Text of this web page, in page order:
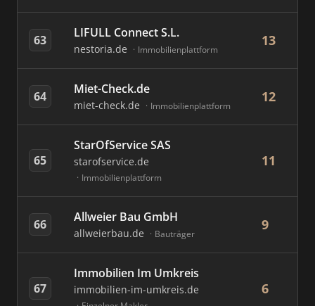
63 LIFULL Connect S.L.
nestoria.de Immobilienplattform
13
64 Miet-Check.de
miet-check.de Immobilienplattform
12
65
StarOfService SAS
starofservice.de
Immobilienplattform
11
66 Allweier Bau GmbH
allweierbau.de Bauträger
9
67
Immobilien Im Umkreis
immobilien-im-umkreis.de 6